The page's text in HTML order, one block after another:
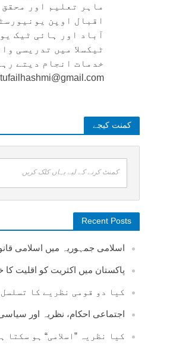
ماہر تعلیم اور محقق
اقبال اوپن
آباد اور ہائی ٹیک
ٹیکسلا میں تدریسی
خدمات انجام دیتے
tufailhashmi@gmail.com
کمنت کیجے
کمنٹ کرنے کے لیے یہاں کلک کریں
Recent Posts
اسلامی جمہوریہ میں اسلامی
پاکستان میں اکثریت کو اقلیت
کیا دو قومی نظریے کا
اجتماعی احکام، نظریہ اور سیاسی
کیا نظریہ ”اسلامی“ ہو سکتا